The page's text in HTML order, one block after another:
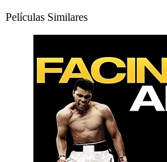
Películas Similares